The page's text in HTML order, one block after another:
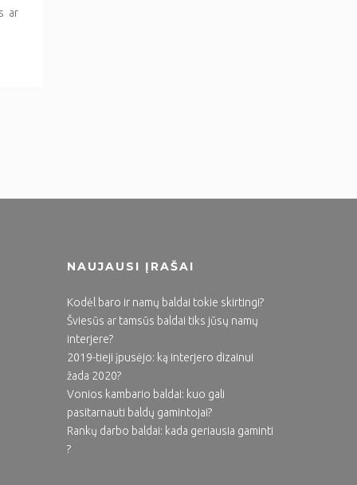
ar
NAUJAUSI ĮRAŠAI
Kodėl baro ir namų baldai tokie skirtingi?
Šviesūs ar tamsūs baldai tiks jūsų namų
interjere?
2019-tieji įpusėjo: ką interjero dizainui
žada 2020?
Vonios kambario baldai: kuo gali
pasitarnauti baldų gamintojai?
Rankų darbo baldai: kada geriausia gaminti
?